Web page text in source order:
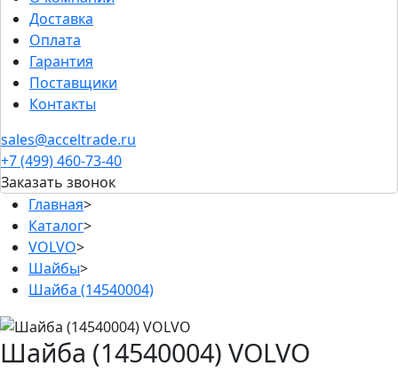
Доставка
Оплата
Гарантия
Поставщики
Контакты
sales@acceltrade.ru
+7 (499) 460-73-40
Заказать звонок
Главная>
Каталог>
VOLVO>
Шайбы>
Шайба (14540004)
Шайба (14540004) VOLVO